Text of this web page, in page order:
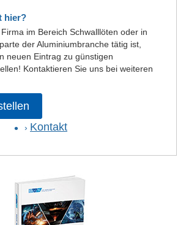
hier?
im Bereich Schwalllöten oder in
der Aluminiumbranche tätig ist,
neuen Eintrag zu günstigen
Kontaktieren Sie uns bei weiteren
› Kontakt